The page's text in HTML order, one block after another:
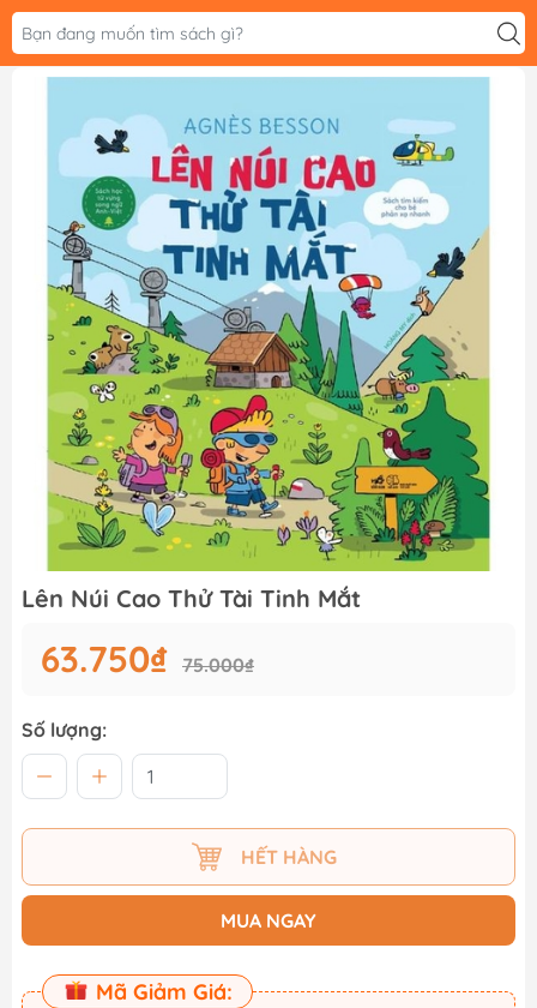
Lên Núi Cao Thử Tài Tinh Mắt
63.750₫ 75.000₫
Số lượng:
HẾT HÀNG
MUA NGAY
Mã Giảm Giá: